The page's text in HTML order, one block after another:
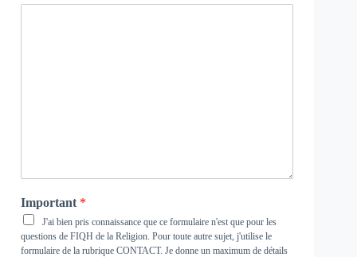
Important *
J'ai bien pris connaissance que ce formulaire n'est que pour les
questions de FIQH de la Religion. Pour toute autre sujet, j'utilise le
formulaire de la rubrique CONTACT. Je donne un maximum de détails